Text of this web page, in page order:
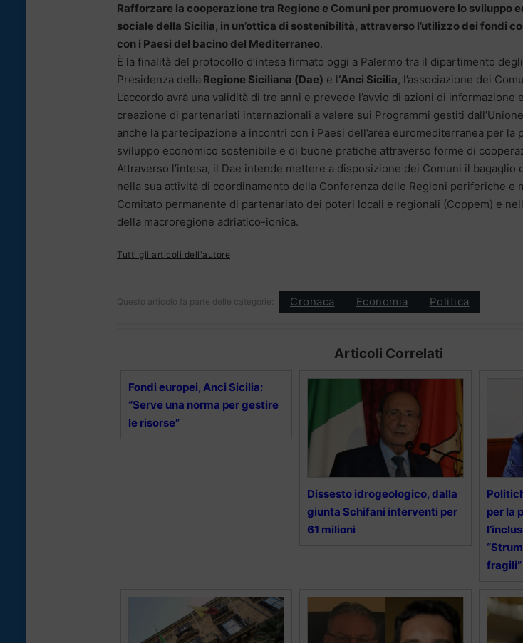
Rafforzare la cooperazione tra Regione e Comuni per promuovere lo sviluppo
sociale della Sicilia, in un’ottica di sostenibilità, attraverso l’utilizzo dei fondi
con i Paesi del bacino del Mediterraneo.
È la finalità del protocollo d’intesa firmato oggi a Palermo tra il dipartimento
Presidenza della Regione Siciliana (Dae) e l‘Anci Sicilia, l’associazione dei
L’accordo avrà una validità di tre anni e prevede l’avvio di azioni di informazione
creazione di partenariati internazionali a valere sui Programmi gestiti
anche la partecipazione a incontri con i Paesi dell’area euromediterranea per la
sviluppo economico sostenibile e di buone pratiche attraverso forme di
Attraverso l’intesa, il Dae intende mettere a disposizione dei Comuni il bagaglio
nella sua attività di coordinamento della Conferenza delle Regioni periferiche e
Comitato permanente di partenariato dei poteri locali e regionali (Coppem) e
della macroregione adriatico-ionica.
Tutti gli articoli dell'autore
Questo articolo fa parte delle categorie: Cronaca Economia Politica
Articoli Correlati
Fondi europei, Anci Sicilia:
“Serve una norma per gestire
le risorse”
Dissesto idrogeologico, dalla
giunta Schifani interventi per
61 milioni
per la
fragili”